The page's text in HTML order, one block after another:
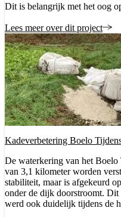
Dit is belangrijk met het oog
Lees meer over dit project
Kadeverbetering Boelo
De waterkering van het Boelo
van 3,1 kilometer worden
stabiliteit, maar is afgekeurd
onder de dijk doorstroomt.
werd ook duidelijk tijdens de